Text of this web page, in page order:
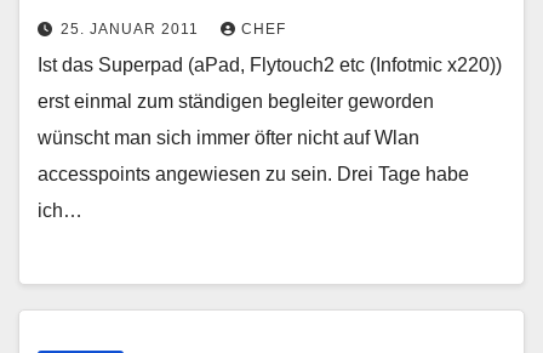
25. JANUAR 2011 CHEF
Ist das Superpad (aPad, Flytouch2 etc (Infotmic x220))
erst einmal zum ständigen begleiter geworden
wünscht man sich immer öfter nicht auf Wlan
accesspoints angewiesen zu sein. Drei Tage habe
ich…